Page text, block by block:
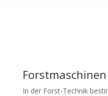
Forstmaschinen
In der Forst-Technik